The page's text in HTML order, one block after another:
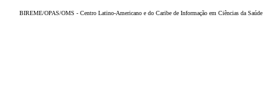
BIREME/OPAS/OMS - Centro Latino-Americano e do Caribe de Informação em Ciências da Saúde